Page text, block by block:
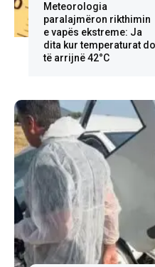
Meteorologia
paralajmëron rikthimin
e vapës ekstreme: Ja
dita kur temperaturat do
të arrijnë 42°C